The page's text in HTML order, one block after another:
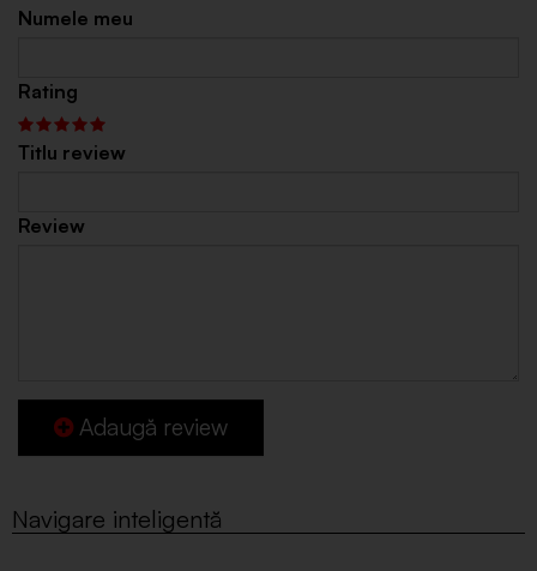
Numele meu
Rating
Titlu review
Review
Adaugă review